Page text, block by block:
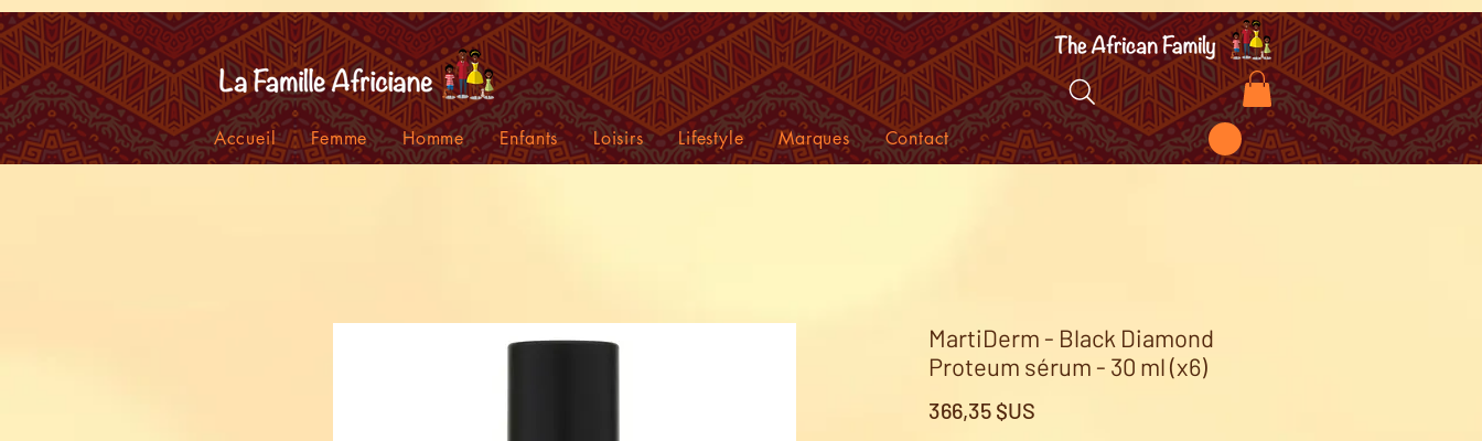
Accueil Femme Homme Enfants Loisirs Lifestyle Marques Contact
MartiDerm - Black Diamond
Proteum sérum - 30 ml (x6)
366,35 $US